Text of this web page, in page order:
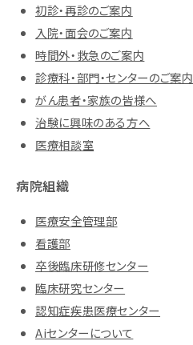
初診・再診のご案内
入院・面会のご案内
時間外・救急のご案内
診療科・部門・センターのご案内
がん患者・家族の皆様へ
治験に興味のある方へ
医療相談室
病院組織
医療安全管理部
看護部
卒後臨床研修センター
臨床研究センター
認知症疾患医療センター
Aiセンターについて